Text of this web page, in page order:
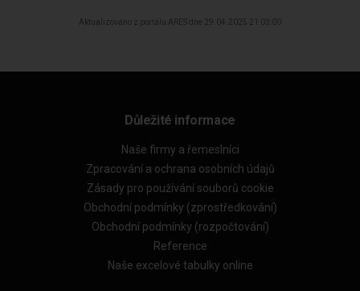
Aktualizováno z portálu ARES dne 29.04.2025 21:03:00
Důležité informace
Naše firmy a řemeslníci
Zpracování a ochrana osobních údajů
Zásady pro používání souborů cookie
Obchodní podmínky (zprostředkování)
Obchodní podmínky (rozpočtování)
Reference
Naše excelové tabulky online